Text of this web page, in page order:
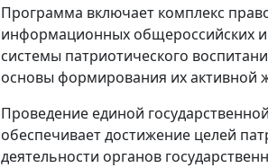
Программа включает комплекс
информационных общероссийских
системы патриотического
основы формирования их активной
Проведение единой
обеспечивает достижение целей
деятельности органов